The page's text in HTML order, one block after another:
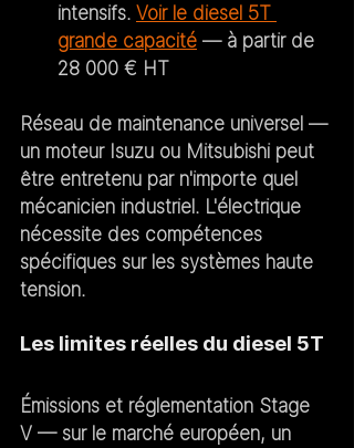
intensifs. Voir le diesel 5T
grande capacité — à partir de
28 000 € HT
Réseau de maintenance universel —
un moteur Isuzu ou Mitsubishi peut
être entretenu par n'importe quel
mécanicien industriel. L'électrique
nécessite des compétences
spécifiques sur les systèmes haute
tension.
Les limites réelles du diesel 5T
Émissions et réglementation Stage
V — sur le marché européen, un